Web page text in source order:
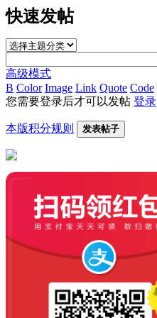
快速发帖
高级模式
B Color Image Link Quote Code
您需要登录后才可以发帖 登录
本版积分规则 发表帖子